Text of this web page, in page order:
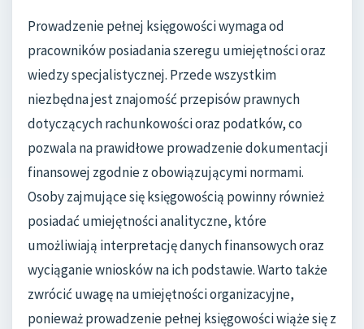
Prowadzenie pełnej księgowości wymaga od
pracowników posiadania szeregu umiejętności oraz
wiedzy specjalistycznej. Przede wszystkim
niezbędna jest znajomość przepisów prawnych
dotyczących rachunkowości oraz podatków, co
pozwala na prawidłowe prowadzenie dokumentacji
finansowej zgodnie z obowiązującymi normami.
Osoby zajmujące się księgowością powinny również
posiadać umiejętności analityczne, które
umożliwiają interpretację danych finansowych oraz
wyciąganie wniosków na ich podstawie. Warto także
zwrócić uwagę na umiejętności organizacyjne,
ponieważ prowadzenie pełnej księgowości wiąże się z